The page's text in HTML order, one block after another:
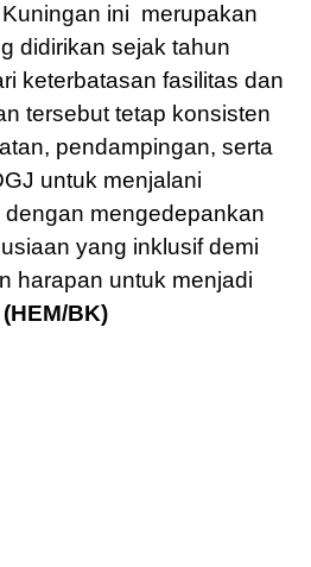
ini merupakan
didirikan sejak tahun
keterbatasan fasilitas dan
tersebut tetap konsisten
pendampingan, serta
untuk menjalani
mengedepankan
yang inklusif demi
harapan untuk menjadi
(HEM/BK)